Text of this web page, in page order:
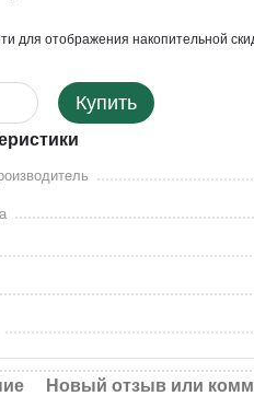
для отображения накопительной
Купить
Новый отзыв или